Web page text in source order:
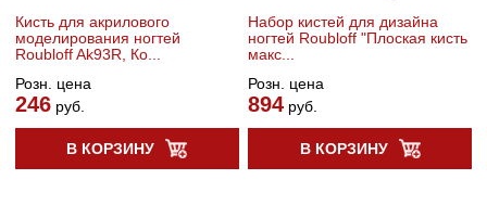
Кисть для акрилового
моделирования ногтей
Roubloff Ak93R, Ко...
Розн. цена
246руб.
В КОРЗИНУ
Набор кистей для дизайна
ногтей Roubloff "Плоская кисть
макс...
Розн. цена
894 руб.
В КОРЗИНУ